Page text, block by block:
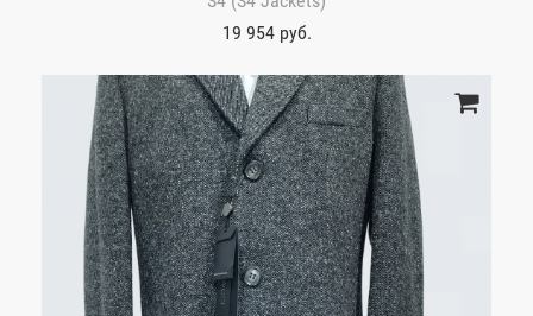
19 954 руб.